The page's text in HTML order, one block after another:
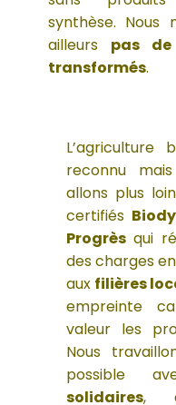
synthèse. Nous
ailleurs pas
transformés.
L’agriculture
reconnu
allons plus
certifiés
Progrèsqui
des charges
aux filières
empreinte
valeur les
Nous
possible
solidaires,